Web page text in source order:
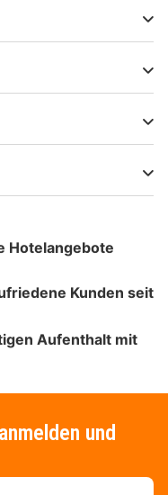
Hotelangebote
Kunden seit
Aufenthalt mit
und